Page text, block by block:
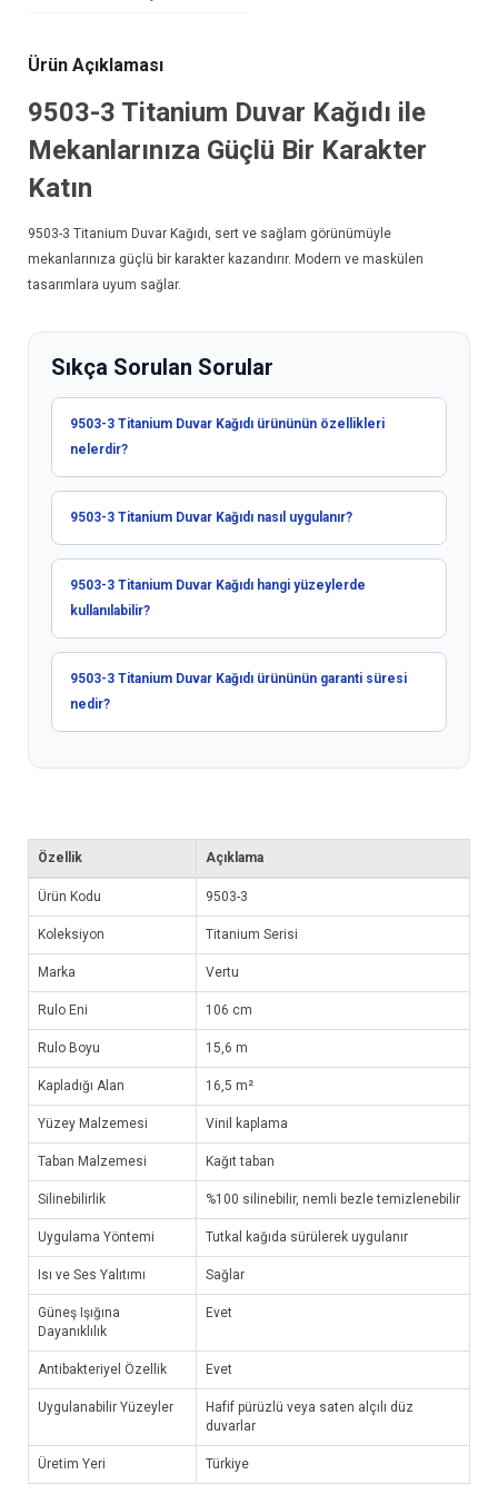
Ürün Açıklaması
9503-3 Titanium Duvar Kağıdı ile
Mekanlarınıza Güçlü Bir Karakter
Katın
9503-3 Titanium Duvar Kağıdı , sert ve sağlam görünümüyle
mekanlarınıza güçlü bir karakter kazandırır. Modern ve maskülen
tasarımlara uyum sağlar.
Sıkça Sorulan Sorular
9503-3 Titanium Duvar Kağıdı ürününün özellikleri
nelerdir?
9503-3 Titanium Duvar Kağıdı nasıl uygulanır?
9503-3 Titanium Duvar Kağıdı hangi yüzeylerde
kullanılabilir?
9503-3 Titanium Duvar Kağıdı ürününün garanti süresi
nedir?
Özellik Açıklama
Ürün Kodu 9503-3
Koleksiyon Titanium Serisi
Marka Vertu
Rulo Eni 106 cm
Rulo Boyu 15,6 m
Kapladığı Alan 16,5 m²
Yüzey Malzemesi Vinil kaplama
Taban Malzemesi Kağıt taban
Silinebilirlik %100 silinebilir, nemli bezle temizlenebilir
Uygulama Yöntemi Tutkal kağıda sürülerek uygulanır
Isı ve Ses Yalıtımı Sağlar
Güneş Işığına
Dayanıklılık
Evet
Antibakteriyel Özellik Evet
Uygulanabilir Yüzeyler
Hafif pürüzlü veya saten alçılı düz
duvarlar
Üretim Yeri Türkiye